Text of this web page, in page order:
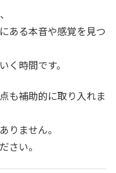
ある本音や感覚を見つ
く時間です。
も補助的に取り入れま
りません。
さい。